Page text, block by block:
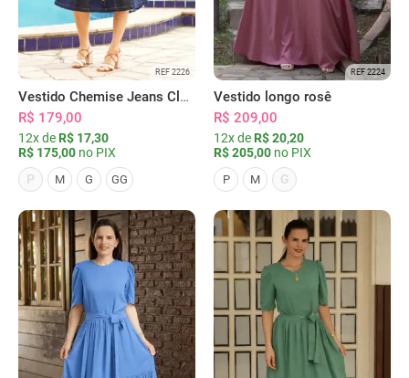
REF 2226
Vestido Chemise Jeans Clássica Serena
R$ 179,00
12x de R$ 17,30
R$ 175,00 no PIX
P
M G GG
REF 2224
Vestido longo rosê
R$ 209,00
12x de R$ 20,20
R$ 205,00 no PIX
P M G